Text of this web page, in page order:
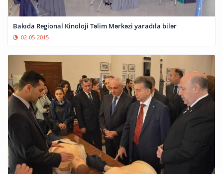
Bakıda Regional Kinoloji Təlim Mərkəzi yaradıla bilər
02-05-2015